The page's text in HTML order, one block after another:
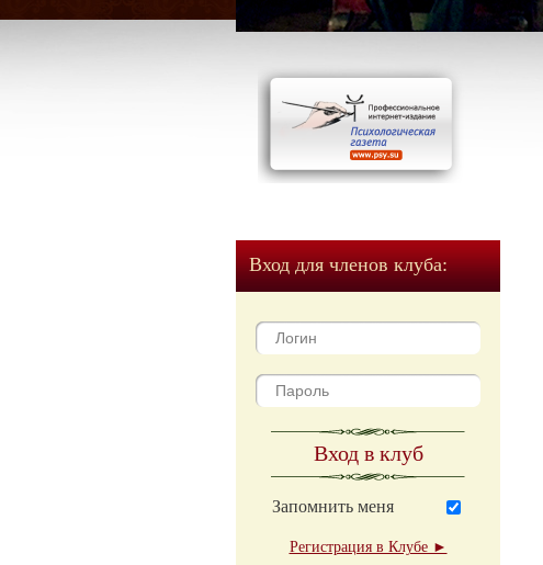
Вход для членов клуба:
Вход в клуб
Запомнить меня
Регистрация в Клубе ►